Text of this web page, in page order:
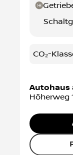
CO₂-
Autohaus
Höherweg